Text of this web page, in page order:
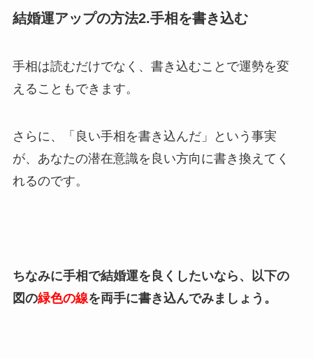
結婚運アップの方法2.手相を書き込む
手相は読むだけでなく、書き込むことで運勢を変
えることもできます。
さらに、「良い手相を書き込んだ」という事実
が、あなたの潜在意識を良い方向に書き換えてく
れるのです。
ちなみに手相で結婚運を良くしたいなら、以下の
図の緑色の線を両手に書き込んでみましょう。